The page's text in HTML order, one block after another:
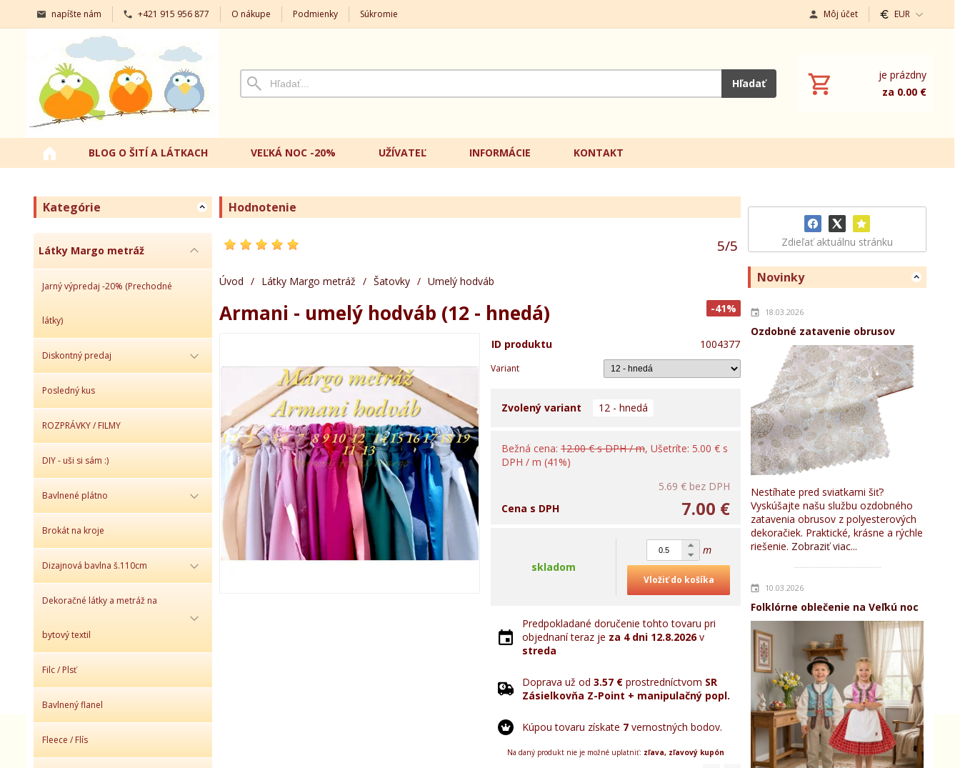
napíšte nám +421 915 956 877 O nákupe Podmienky Súkromie Môj účet EUR
Hľadať
je prázdny
za 0.00 €
BLOG O ŠITÍ A LÁTKACH VEĽKÁ NOC -20% UŽÍVATEĽ INFORMÁCIE KONTAKT
Kategórie
Látky Margo metráž
Jarný výpredaj -20% (Prechodné
látky)
Diskontný predaj
Posledný kus
ROZPRÁVKY / FILMY
DIY - uši si sám :)
Bavlnené plátno
Brokát na kroje
Dizajnová bavlna š.110cm
Dekoračné látky a metráž na
bytový textil
Filc / Plsť
Bavlnený flanel
Fleece / Flís
Zdieľať aktuálnu stránku
Novinky
18.03.2026
Ozdobné zatavenie obrusov
Nestíhate pred sviatkami šiť?
Vyskúšajte našu službu ozdobného
zatavenia obrusov z polyesterových
dekoračiek. Praktické, krásne a rýchle
riešenie. Zobraziť viac...
10.03.2026
Folklórne oblečenie na Veľkú noc
Hodnotenie
5/5
Úvod / Látky Margo metráž / Šatovky / Umelý hodváb
-41%
Armani - umelý hodváb (12 - hnedá)
ID produktu 1004377
Variant
Zvolený variant 12 - hnedá
Bežná cena: 12.00 € s DPH / m, Ušetríte: 5.00 € s
DPH / m (41%)
5.69 € bez DPH
7.00 €
Cena s DPH
skladom
m
Vložiť do košíka
Predpokladané doručenie tohto tovaru pri
objednaní teraz je za 4 dni 12.8.2026v
streda
Doprava už od 3.57 € prostredníctvom SR
Zásielkovňa Z-Point + manipulačný popl.
Kúpou tovaru získate 7 vernostných bodov.
Na daný produkt nie je možné uplatniť: zľava, zľavový kupón